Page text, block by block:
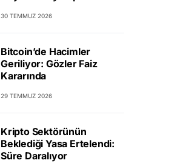
30 TEMMUZ 2026
Bitcoin’de Hacimler
Geriliyor: Gözler Faiz
Kararında
29 TEMMUZ 2026
Kripto Sektörünün
Beklediği Yasa Ertelendi:
Süre Daralıyor